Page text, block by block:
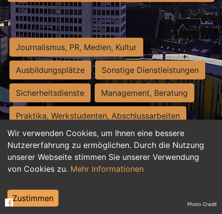
Wir verwenden Cookies, um Ihnen eine bessere
Nutzererfahrung zu ermöglichen. Durch die Nutzung
unserer Webseite stimmen Sie unserer Verwendung
von Cookies zu. Mehr Informationen
Zustimmen
Journalismus, PR, Medien, Kultur
Ausbildungsplätze Sonstige Dienstleistungen
Sicherheitsdienste Management, Beratung
Praktika, Werkstudenten, Abschlussarbeiten
Personalwesen Assistenz, Sekretariat
Hilfskräfte, Aushilfs- und Nebenjobs
Weiterbildung, Studium, duale Ausbildung Photo Credit